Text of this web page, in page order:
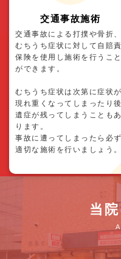
交通事故施術
交通事故による打撲や骨折、
むちうち症状に対して自賠責
保険を使用し施術を行うこと
ができます。
むちうち症状は次第に症状が
現れ重くなってしまったり後
遺症が残ってしまうこともあ
ります。
事故に遭ってしまったら必ず
適切な施術を行いましょう。
当